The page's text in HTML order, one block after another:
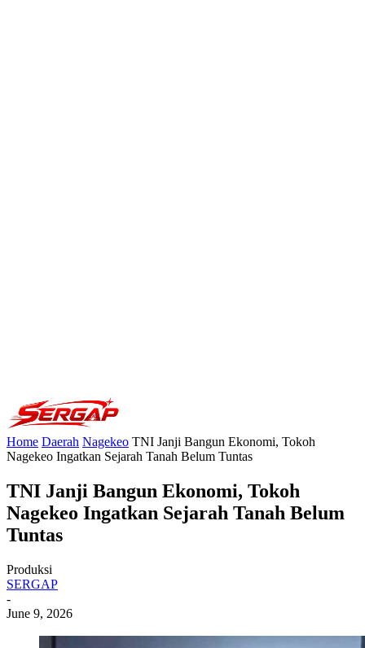
Home Daerah Nagekeo TNI Janji Bangun Ekonomi, Tokoh
Nagekeo Ingatkan Sejarah Tanah Belum Tuntas
TNI Janji Bangun Ekonomi, Tokoh
Nagekeo Ingatkan Sejarah Tanah Belum
Tuntas
Produksi
SERGAP
-
June 9, 2026